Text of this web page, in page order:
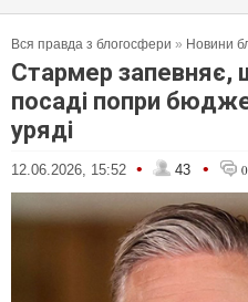
Вся правда з блогосфери » Новини
Стармер запевняє,
посаді попри
уряді
12.06.2026, 15:52 • 43 • 0